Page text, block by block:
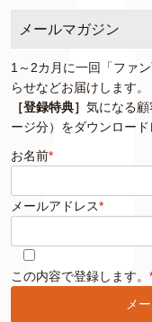
メールマガジン
1～2カ月に一回「ファ
らせなどお届けします。
［登録特典］ 気になる
ージ分）をダウンロード
お名前*
メールアドレス*
このフィールドは空のま
この内容で登録します。